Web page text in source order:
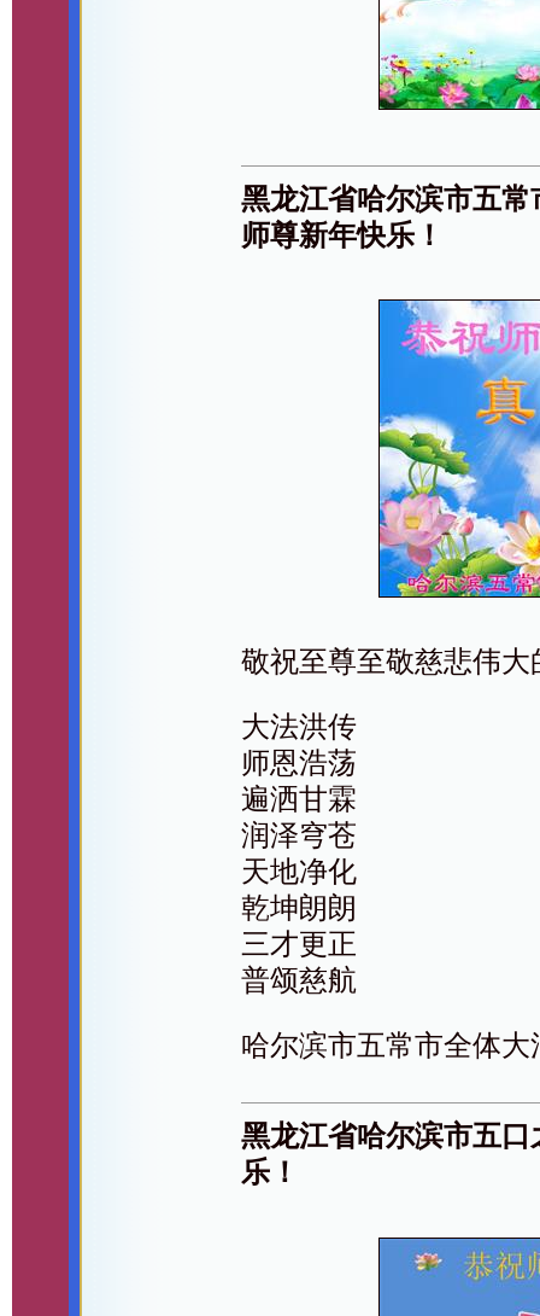
黑龙江省哈尔滨市五
师尊新年快乐！
敬祝至尊至敬慈悲伟
大法洪传
师恩浩荡
遍洒甘霖
润泽穹苍
天地净化
乾坤朗朗
三才更正
普颂慈航
哈尔滨市五常市全体
黑龙江省哈尔滨市五
乐！